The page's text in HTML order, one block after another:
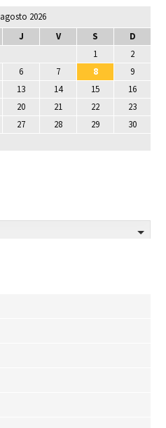
agosto 2026
J V S
D
1
2
6 7 8
9
13 14 15
16
20 21 22
23
27 28 29
30